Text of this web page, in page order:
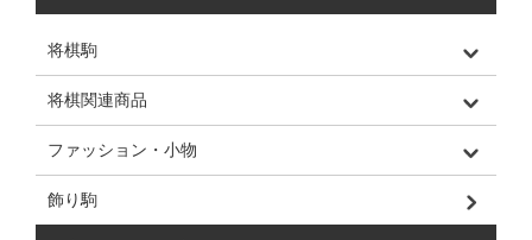
将棋駒
将棋関連商品
ファッション・小物
飾り駒